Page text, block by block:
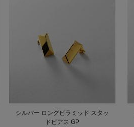
シルバー ロングピラミッド スタッ
ドピアス GP